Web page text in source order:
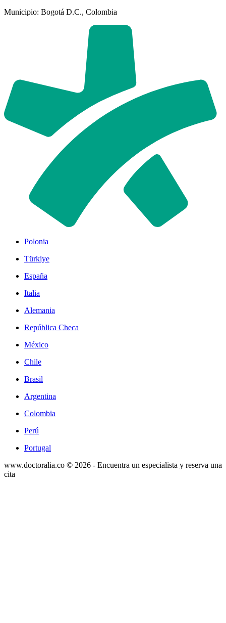
Municipio: Bogotá D.C., Colombia
Polonia
Türkiye
España
Italia
Alemania
República Checa
México
Chile
Brasil
Argentina
Colombia
Perú
Portugal
www.doctoralia.co © 2026 - Encuentra un especialista y reserva una
cita